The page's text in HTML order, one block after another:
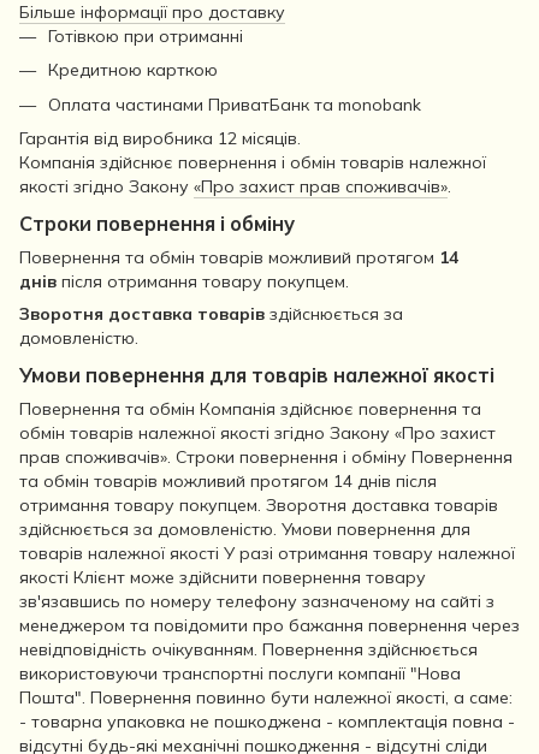
Більше інформації про доставку
Готівкою при отриманні
Кредитною карткою
Оплата частинами ПриватБанк та monobank
Гарантія від виробника 12 місяців.
Компанія здійснює повернення і обмін товарів належної
якості згідно Закону «Про захист прав споживачів».
Строки повернення і обміну
Повернення та обмін товарів можливий протягом 14
днів після отримання товару покупцем.
Зворотня доставка товарів здійснюється за
домовленістю.
Умови повернення для товарів належної якості
Повернення та обмін Компанія здійснює повернення та
обмін товарів належної якості згідно Закону «Про захист
прав споживачів». Строки повернення і обміну Повернення
та обмін товарів можливий протягом 14 днів після
отримання товару покупцем. Зворотня доставка товарів
здійснюється за домовленістю. Умови повернення для
товарів належної якості У разі отримання товару належної
якості Клієнт може здійснити повернення товару
зв'язавшись по номеру телефону зазначеному на сайті з
менеджером та повідомити про бажання повернення через
невідповідність очікуванням. Повернення здійснюється
використовуючи транспортні послуги компанії "Нова
Пошта". Повернення повинно бути належної якості, а саме:
- товарна упаковка не пошкоджена - комплектація повна -
відсутні будь-які механічні пошкодження - відсутні сліди